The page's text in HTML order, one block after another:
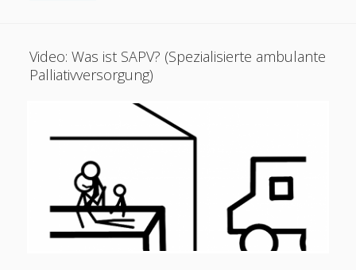
bei
kognitiv
eingeschränkten
Menschen
durch
Azubis
(Hausarbeit)
Video: Was ist SAPV? (Spezialisierte ambulante
Palliativversorgung)